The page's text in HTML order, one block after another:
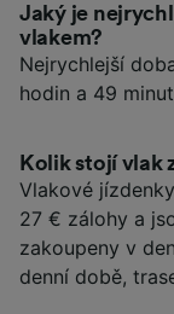
Jaký je
vlakem?
Nejrychlejší
hodin a 49
Kolik stojí vlak
Vlakové
27 € zálohy a
zakoupeny v
denní době,